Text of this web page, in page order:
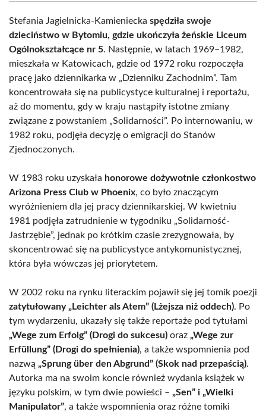
Stefania Jagielnicka-Kamieniecka spędziła swoje
dzieciństwo w Bytomiu, gdzie ukończyła żeńskie Liceum
Ogólnokształcące nr 5. Następnie, w latach 1969–1982,
mieszkała w Katowicach, gdzie od 1972 roku rozpoczęła
pracę jako dziennikarka w „Dzienniku Zachodnim”. Tam
koncentrowała się na publicystyce kulturalnej i reportażu,
aż do momentu, gdy w kraju nastąpiły istotne zmiany
związane z powstaniem „Solidarności”. Po internowaniu, w
1982 roku, podjęła decyzję o emigracji do Stanów
Zjednoczonych.
W 1983 roku uzyskała honorowe dożywotnie członkostwo
Arizona Press Club w Phoenix, co było znaczącym
wyróżnieniem dla jej pracy dziennikarskiej. W kwietniu
1981 podjęła zatrudnienie w tygodniku „Solidarność-
Jastrzębie”, jednak po krótkim czasie zrezygnowała, by
skoncentrować się na publicystyce antykomunistycznej,
która była wówczas jej priorytetem.
W 2002 roku na rynku literackim pojawił się jej tomik poezji
zatytułowany „Leichter als Atem” (Lżejsza niż oddech). Po
tym wydarzeniu, ukazały się także reportaże pod tytułami
„Wege zum Erfolg” (Drogi do sukcesu) oraz „Wege zur
Erfüllung” (Drogi do spełnienia), a także wspomnienia pod
nazwą „Sprung über den Abgrund” (Skok nad przepaścią).
Autorka ma na swoim koncie również wydania książek w
języku polskim, w tym dwie powieści – „Sen” i „Wielki
Manipulator”, a także wspomnienia oraz różne tomiki